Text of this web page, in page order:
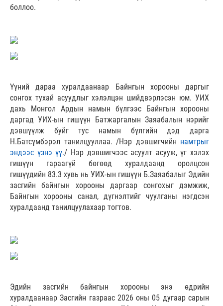
боллоо.
Үүний дараа хуралдаанаар Байнгын хорооны даргыг
сонгох тухай асуудлыг хэлэлцэн шийдвэрлэсэн юм. УИХ
дахь Монгол Ардын намын бүлгээс Байнгын хорооны
даргад УИХ-ын гишүүн Батжаргалын Заяабалын нэрийг
дэвшүүлж буйг тус намын бүлгийн дэд дарга
Н.Батсүмбэрэл танилцууллаа. /Нэр дэвшигчийн намтрыг
эндээс үзнэ үү./ Нэр дэвшигчээс асуулт асууж, үг хэлэх
гишүүн гараагүй бөгөөд хуралдаанд оролцсон
гишүүдийн 83.3 хувь нь УИХ-ын гишүүн Б.Заяабалыг Эдийн
засгийн байнгын хорооны даргаар сонгохыг дэмжиж,
Байнгын хорооны санал, дүгнэлтийг чуулганы нэгдсэн
хуралдаанд танилцуулахаар тогтов.
Эдийн засгийн байнгын хорооны энэ өдрийн
хуралдаанаар Засгийн газраас 2026 оны 05 дугаар сарын